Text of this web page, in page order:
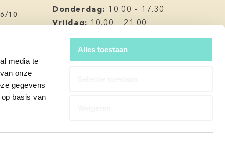
media te
onze
gegevens
basis van
Alles toestaan
10
Donderdag: 10.00 - 17.30
Vrijdag:10.00 - 21.00
Zaterdag:10.00 - 17.00
Zondag:gesloten